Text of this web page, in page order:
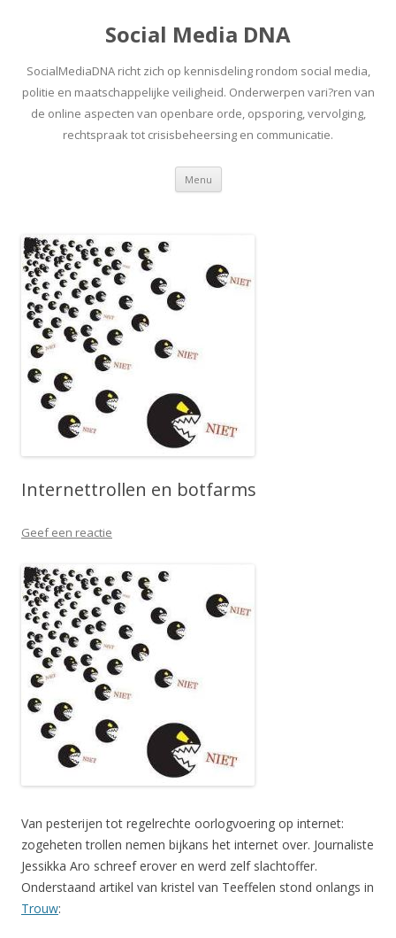
Social Media DNA
SocialMediaDNA richt zich op kennisdeling rondom social media,
politie en maatschappelijke veiligheid. Onderwerpen vari?ren van
de online aspecten van openbare orde, opsporing, vervolging,
rechtspraak tot crisisbeheersing en communicatie.
Menu Spring
inhoud
Internettrollen en botfarms
Geef een reactie
Van pesterijen tot regelrechte oorlogvoering op internet:
zogeheten trollen nemen bijkans het internet over. Journaliste
Jessikka Aro schreef erover en werd zelf slachtoffer.
Onderstaand artikel van kristel van Teeffelen stond onlangs in
Trouw: